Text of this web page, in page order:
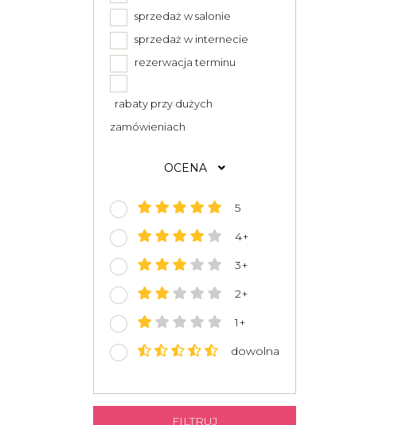
sprzedaż w salonie
sprzedaż w internecie
rezerwacja terminu
rabaty przy dużych
zamówieniach
OCENA
5
4+
3+
2+
1+
dowolna
FILTRUJ